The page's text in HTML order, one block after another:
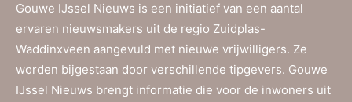
Gouwe IJssel Nieuws is een initiatief van een aantal
ervaren nieuwsmakers uit de regio Zuidplas-
Waddinxveen aangevuld met nieuwe vrijwilligers. Ze
worden bijgestaan door verschillende tipgevers. Gouwe
IJssel Nieuws brengt informatie die voor de inwoners uit